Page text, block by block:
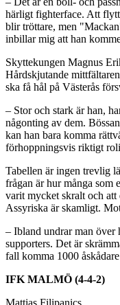
härligt fighterface. Att
blir tröttare, men
inbillar mig att han
Skyttekungen Magnus
Hårdskjutande
ska få hål på Västerås
– Stor och stark är han,
någonting av dem.
kan han bara komma
förhoppningsvis riktigt
Tabellen är ingen trevlig
frågan är hur många som
varit mycket skralt och att
Assyriska är skamligt.
– Ibland undrar man över
supporters. Det är
fall komma 1000
IFK MALMÖ (4-4-2)
Mattias Filipanics